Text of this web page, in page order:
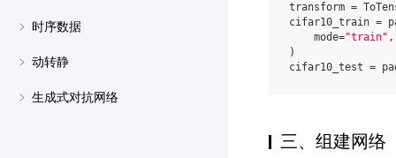
时序数据
动转静
生成式对抗网络
transform =
cifar10_train =
mode="train" ,
)
cifar10_test =
三、组建网络